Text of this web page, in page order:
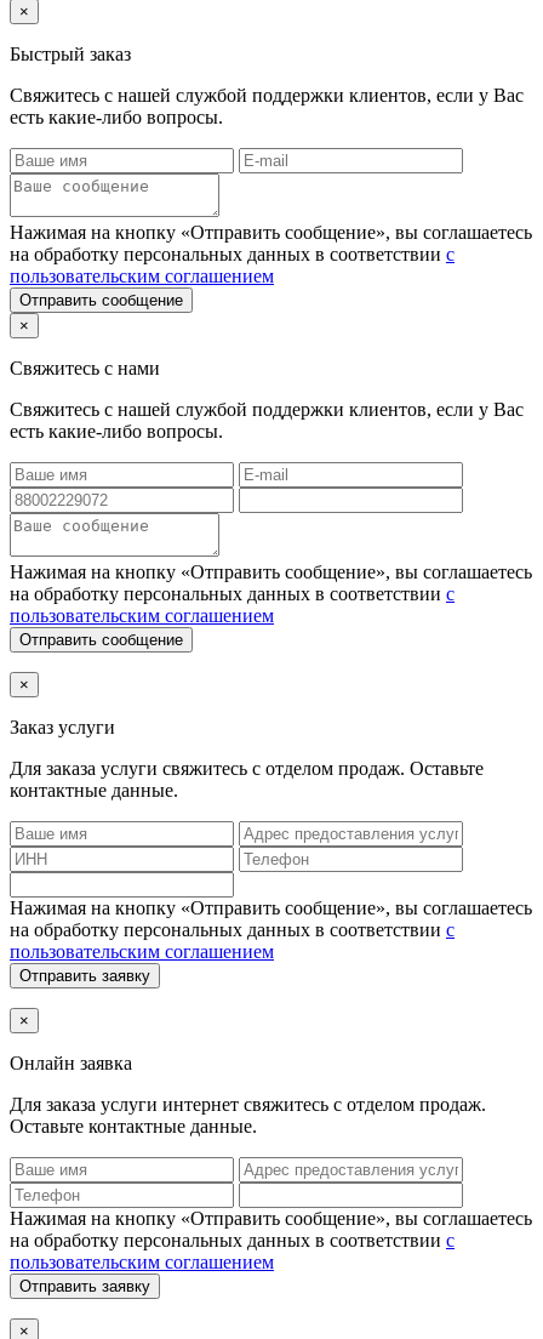
×
Быстрый заказ
Свяжитесь с нашей службой поддержки клиентов, если у Вас
есть какие-либо вопросы.
Нажимая на кнопку «Отправить сообщение», вы соглашаетесь
на обработку персональных данных в соответствии с
пользовательским соглашением
Отправить сообщение
×
Свяжитесь с нами
Свяжитесь с нашей службой поддержки клиентов, если у Вас
есть какие-либо вопросы.
Нажимая на кнопку «Отправить сообщение», вы соглашаетесь
на обработку персональных данных в соответствии с
пользовательским соглашением
Отправить сообщение
×
Заказ услуги
Для заказа услуги свяжитесь с отделом продаж. Оставьте
контактные данные.
Нажимая на кнопку «Отправить сообщение», вы соглашаетесь
на обработку персональных данных в соответствии с
пользовательским соглашением
Отправить заявку
×
Онлайн заявка
Для заказа услуги интернет свяжитесь с отделом продаж.
Оставьте контактные данные.
Нажимая на кнопку «Отправить сообщение», вы соглашаетесь
на обработку персональных данных в соответствии с
пользовательским соглашением
Отправить заявку
×